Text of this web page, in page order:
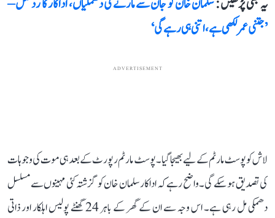
’جتنی عمر لکھی ہے، اتنی ہی رہے گی‘
ADVERTISEMENT
لاش کو پوسٹ مارٹم کے لیے بھیجا گیا۔ پوسٹ مارٹم رپورٹ کے بعد ہی موت کی وجوہات
کی تصدیق ہو سکے گی۔ واضح رہے کہ اداکار سلمان خان کو گزشتہ کئی مہینوں سے مسلسل
دھمکی مل رہی ہے۔ اس وجہ سے ان کے گھر کے باہر 24 گھنٹے پولیس اہلکار اور ذاتی